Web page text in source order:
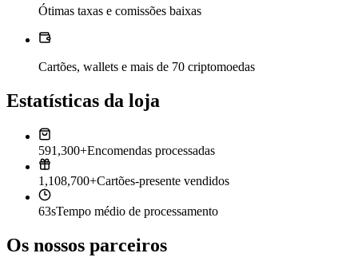
Ótimas taxas e comissões baixas
Cartões, wallets e mais de 70 criptomoedas
Estatísticas da loja
591,300+Encomendas processadas
1,108,700+Cartões-presente vendidos
63sTempo médio de processamento
Os nossos parceiros